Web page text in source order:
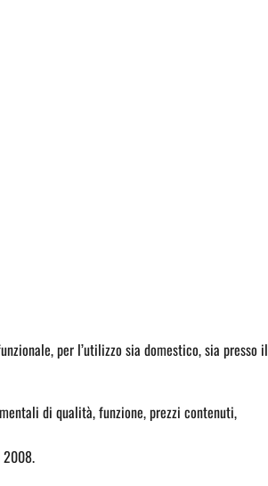
per l’utilizzo sia domestico, sia presso il
di qualità, funzione, prezzi contenuti,
2008.